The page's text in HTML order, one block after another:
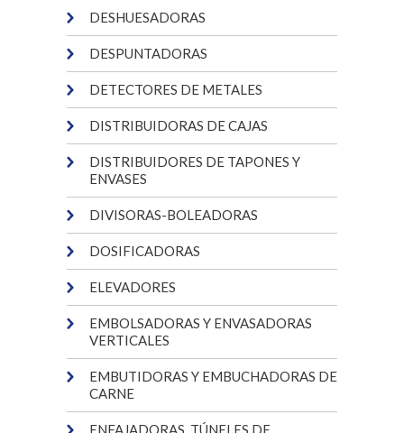
DESHUESADORAS
DESPUNTADORAS
DETECTORES DE METALES
DISTRIBUIDORAS DE CAJAS
DISTRIBUIDORES DE TAPONES Y
ENVASES
DIVISORAS-BOLEADORAS
DOSIFICADORAS
ELEVADORES
EMBOLSADORAS Y ENVASADORAS
VERTICALES
EMBUTIDORAS Y EMBUCHADORAS DE
CARNE
ENFAJADORAS, TÚNELES DE